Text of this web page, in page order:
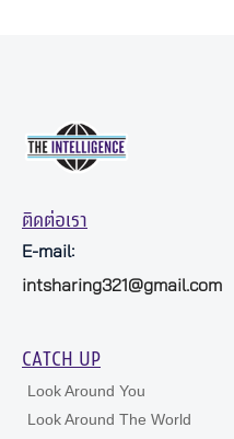
ติดต่อเรา
E-mail:
intsharing321@gmail.com
CATCH UP
Look Around You
Look Around The World